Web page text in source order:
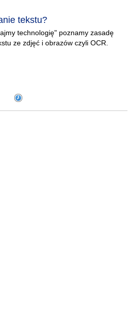
tekstu?
technologię" poznamy zasadę
ze zdjęć i obrazów czyli OCR.